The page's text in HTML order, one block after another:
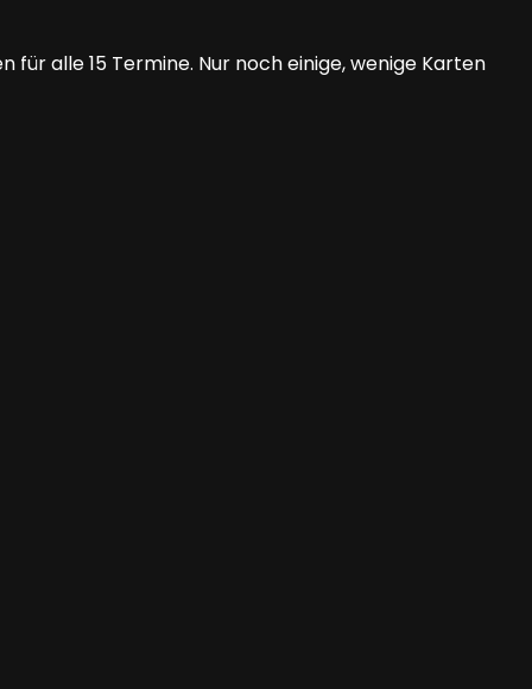
alle 15 Termine. Nur noch einige, wenige Karten